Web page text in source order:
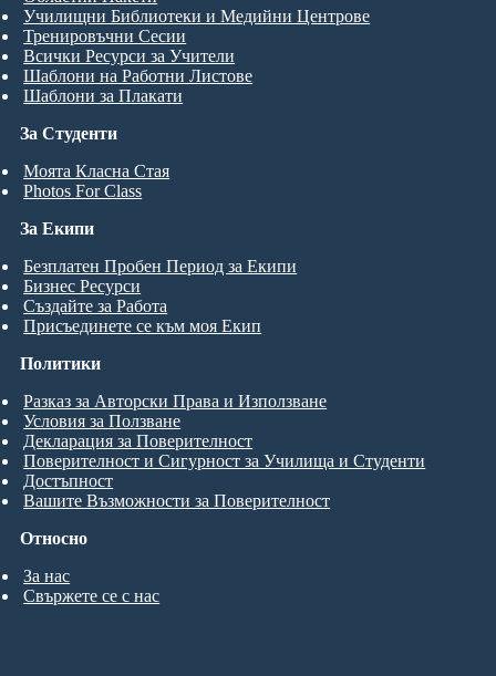
За Студенти
Моята Класна Стая
Photos For Class
Училищни Библиотеки и Медийни Центрове
Тренировъчни Сесии
Всички Ресурси за Учители
Шаблони на Работни Листове
Шаблони за Плакати
За Екипи
Безплатен Пробен Период за Екипи
Бизнес Ресурси
Създайте за Работа
Присъединете се към моя Екип
Относно
За нас
Свържете се с нас
Политики
Разказ за Авторски Права и Използване
Условия за Ползване
Декларация за Поверителност
Поверителност и Сигурност за Училища и Студенти
Достъпност
Вашите Възможности за Поверителност